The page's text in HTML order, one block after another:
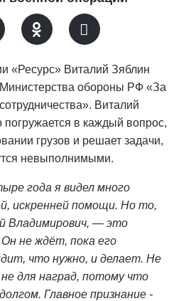
«Ресурс» Виталий Зяблин
обороны РФ «За
Виталий
в каждый вопрос,
грузов и решает задачи,
невыполнимыми.
года я видел много
искренней помощи. Но то,
Владимирович, — это
не ждёт, пока его
что нужно, и делает. Не
для наград, потому что
Главное признание -